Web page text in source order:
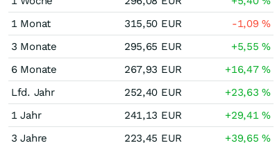
1 Monat
315,50 EUR -1,09%
3 Monate
295,65 EUR +5,55%
6 Monate
267,93 EUR +16,47%
Lfd. Jahr
252,40 EUR +23,63%
1 Jahr
241,13 EUR +29,41%
3 Jahre
223,45 EUR +39,65%